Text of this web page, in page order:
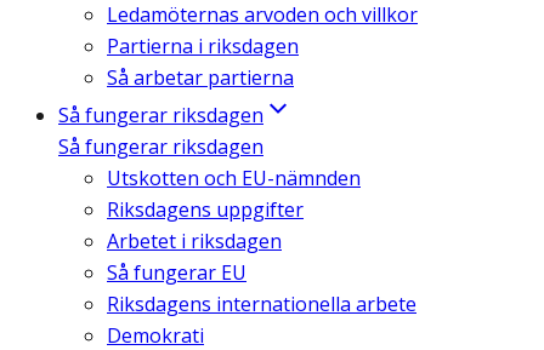
Ledamöternas arvoden och villkor
Partierna i riksdagen
Så arbetar partierna
Så fungerar riksdagen
Så fungerar riksdagen
Utskotten och EU-nämnden
Riksdagens uppgifter
Arbetet i riksdagen
Så fungerar EU
Riksdagens internationella arbete
Demokrati